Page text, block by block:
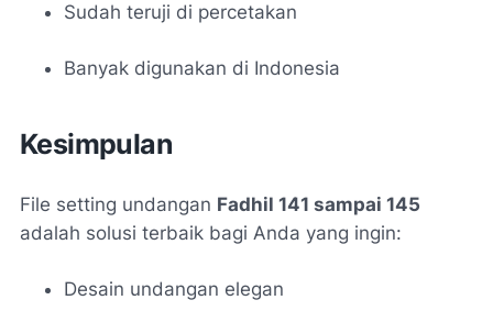
Sudah teruji di percetakan
Banyak digunakan di Indonesia
Kesimpulan
File setting undangan Fadhil 141 sampai 145
adalah solusi terbaik bagi Anda yang ingin:
Desain undangan elegan